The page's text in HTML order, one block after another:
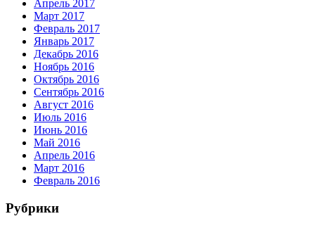
Апрель 2017
Март 2017
Февраль 2017
Январь 2017
Декабрь 2016
Ноябрь 2016
Октябрь 2016
Сентябрь 2016
Август 2016
Июль 2016
Июнь 2016
Май 2016
Апрель 2016
Март 2016
Февраль 2016
Рубрики